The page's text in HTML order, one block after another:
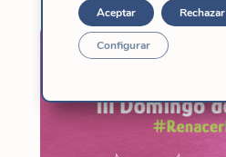
Aceptar Rechazar
Configurar